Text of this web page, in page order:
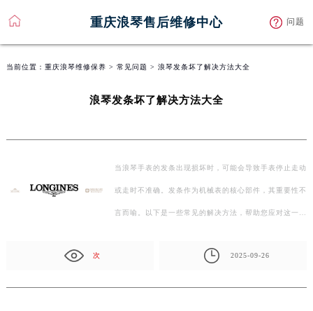
重庆浪琴售后维修中心 问题
当前位置： 重庆浪琴维修保养 > 常见问题 > 浪琴发条坏了解决方法大全
浪琴发条坏了解决方法大全
当浪琴手表的发条出现损坏时，可能会导致手表停止走动
或走时不准确。发条作为机械表的核心部件，其重要性不
言而喻。以下是一些常见的解决方法，帮助您应对这一…
次 2025-09-26